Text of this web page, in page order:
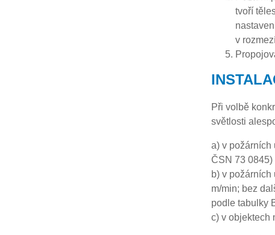
tvoří
v
Při volbě
světlosti
a) v požárních
ČSN 73 0845)
b) v
m/min; bez
podle tabulky
c) v objektech